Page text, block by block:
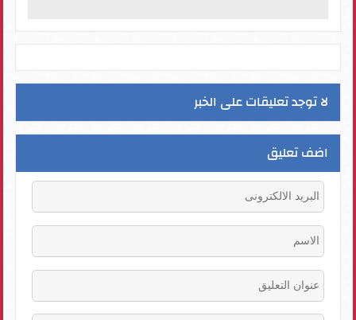
لا توجد تعليقات على الخبر
اضف تعليق